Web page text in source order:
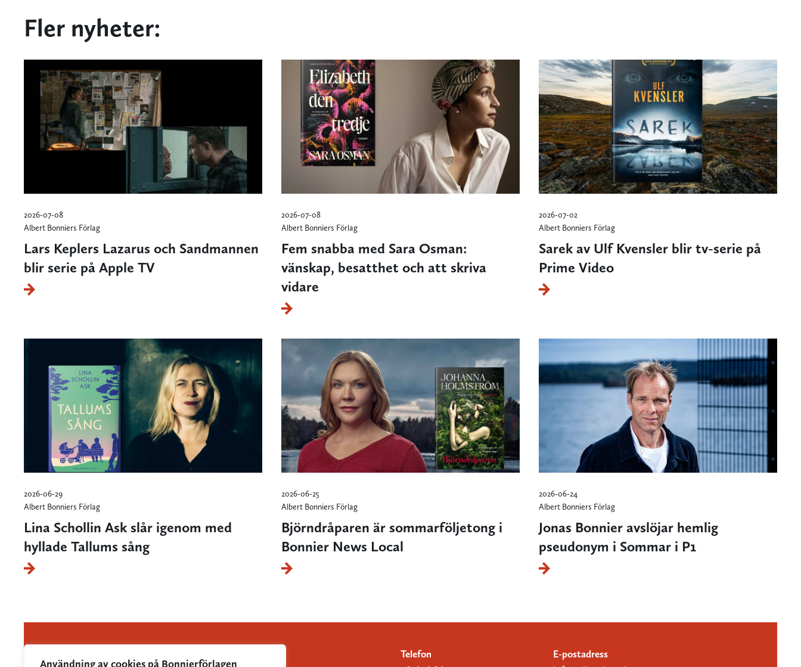
Användning av cookies på Bonnierförlagen
Fler nyheter:
2026-07-08
Albert Bonniers Förlag
Lars Keplers Lazarus och Sandmannen
blir serie på Apple TV
2026-07-08
Albert Bonniers Förlag
Fem snabba med Sara Osman:
vänskap, besatthet och att skriva
vidare
2026-07-02
Albert Bonniers Förlag
Sarek av Ulf Kvensler blir tv-serie på
Prime Video
2026-06-29
Albert Bonniers Förlag
Lina Schollin Ask slår igenom med
hyllade Tallums sång
2026-06-25
Albert Bonniers Förlag
Björndråparen är sommarföljetong i
Bonnier News Local
2026-06-24
Albert Bonniers Förlag
Jonas Bonnier avslöjar hemlig
pseudonym i Sommar i P1
Telefon
E-postadress